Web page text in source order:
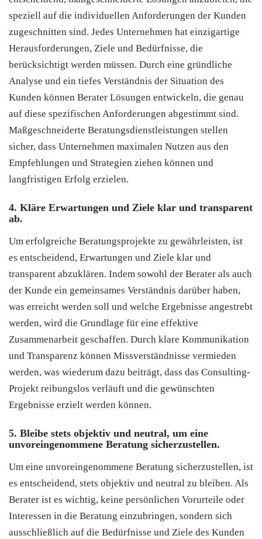
speziell auf die individuellen Anforderungen der Kunden
zugeschnitten sind. Jedes Unternehmen hat einzigartige
Herausforderungen, Ziele und Bedürfnisse, die
berücksichtigt werden müssen. Durch eine gründliche
Analyse und ein tiefes Verständnis der Situation des
Kunden können Berater Lösungen entwickeln, die genau
auf diese spezifischen Anforderungen abgestimmt sind.
Maßgeschneiderte Beratungsdienstleistungen stellen
sicher, dass Unternehmen maximalen Nutzen aus den
Empfehlungen und Strategien ziehen können und
langfristigen Erfolg erzielen.
4. Kläre Erwartungen und Ziele klar und transparent
ab.
Um erfolgreiche Beratungsprojekte zu gewährleisten, ist
es entscheidend, Erwartungen und Ziele klar und
transparent abzuklären. Indem sowohl der Berater als auch
der Kunde ein gemeinsames Verständnis darüber haben,
was erreicht werden soll und welche Ergebnisse angestrebt
werden, wird die Grundlage für eine effektive
Zusammenarbeit geschaffen. Durch klare Kommunikation
und Transparenz können Missverständnisse vermieden
werden, was wiederum dazu beiträgt, dass das Consulting-
Projekt reibungslos verläuft und die gewünschten
Ergebnisse erzielt werden können.
5. Bleibe stets objektiv und neutral, um eine
unvoreingenommene Beratung sicherzustellen.
Um eine unvoreingenommene Beratung sicherzustellen, ist
es entscheidend, stets objektiv und neutral zu bleiben. Als
Berater ist es wichtig, keine persönlichen Vorurteile oder
Interessen in die Beratung einzubringen, sondern sich
ausschließlich auf die Bedürfnisse und Ziele des Kunden